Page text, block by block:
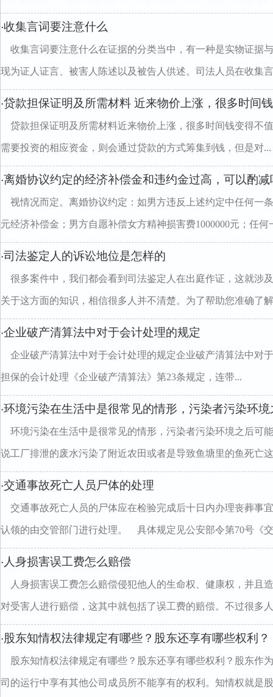
·收集言词要注意什么
收集言词要注意什么在证据的分类当中，有一种是实物证据
现为证人证言、被害人陈述以及被告人供述。司法人员在收集
·贷款担保证明及所需材料 近来物价上涨，很多时间
贷款担保证明及所需材料近来物价上涨，很多时间钱变得不
需要投资的相应资金，则会通过贷款的方式筹集到钱，但是对...
·离婚协议约定的经济补偿金和违约金过高，可以酌减
视情况而定。离婚协议约定：如男方违反上述约定中任何一
元经济补偿金；男方自愿补偿女方精神损害费1000000元；任何
·司法鉴定人的诉讼地位是怎样的
很多案件中，我们都会看到司法鉴定人在出庭作证，这就涉
关于这方面的知识，相信很多人并不清楚。为了帮助您准确了
·企业破产清算法中对于会计处理的规定
企业破产清算法中对于会计处理的规定企业破产清算法中对
担保的会计处理《企业破产清算法》第23条规定，连带...
·环境污染在生活中是很常见的情形，污染者污染环
环境污染在生活中是很常见的情形，污染者污染环境之后可
说工厂排泄的废水污染了附近农田或者是导致鱼塘里的鱼死亡
·交通事故死亡人员尸体的处理
交通事故死亡人员的尸体应在检验完成后十日内办理丧葬事
认领的由交管部门进行处理。 具体规定见公安部令第70号《
· 人身损害误工费怎么赔偿
人身损害误工费怎么赔偿侵犯他人的生命权、健康权，并且
对受害人进行赔偿，这其中就包括了误工费的赔偿。不过很多
·股东知情权法律规定有哪些？股东还享有哪些权利？
股东知情权法律规定有哪些？股东还享有哪些权利？股东作
司的运行中享有其他公司成员所不能享有的权利。知情权就是